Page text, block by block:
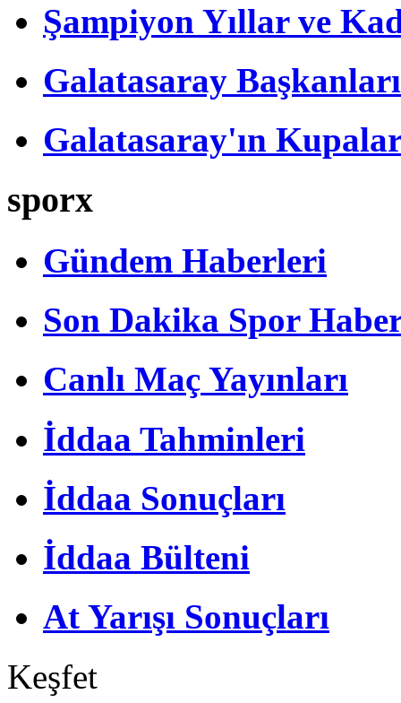
Şampiyon Yıllar ve
Galatasaray Başkanları
Galatasaray'ın
sporx
Gündem Haberleri
Son Dakika Spor
Canlı Maç Yayınları
İddaa Tahminleri
İddaa Sonuçları
İddaa Bülteni
At Yarışı Sonuçları
Keşfet